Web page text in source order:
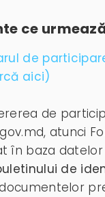
ce
de
aici)
de
atunci
în baza
de